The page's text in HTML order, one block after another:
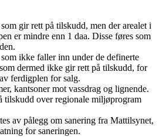
gir rett på tilskudd, men der arealet i
er mindre enn 1 daa. Disse føres som
ikke faller inn under de definerte
dermed ikke gir rett på tilskudd, for
ferdigplen for salg.
kantsoner mot vassdrag og lignende.
tilskudd over regionale miljøprogram
av pålegg om sanering fra Mattilsynet,
for saneringen.